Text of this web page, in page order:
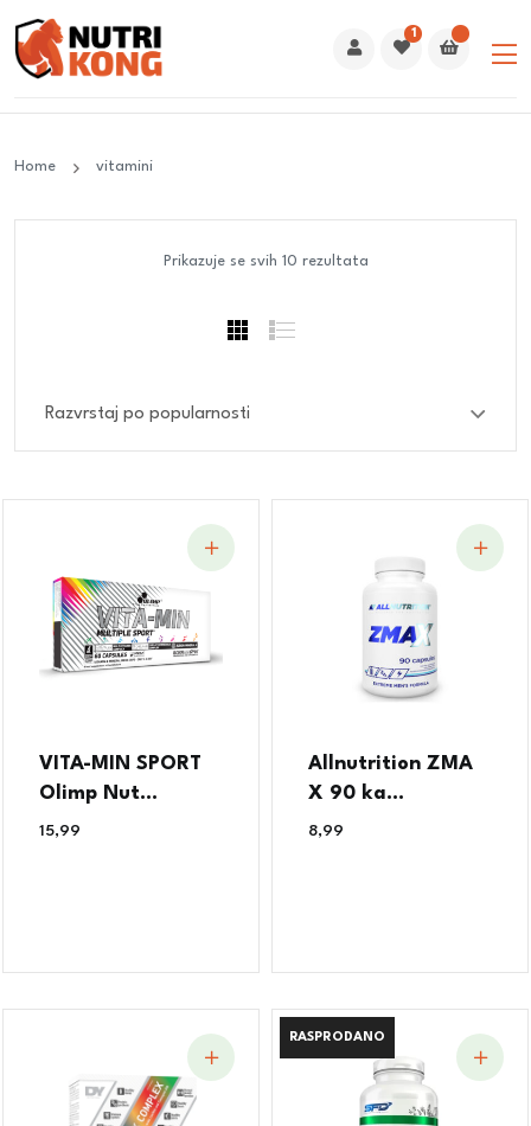
1
Home vitamini
Prikazuje se svih 10 rezultata
VITA-MIN SPORT
Olimp Nut...
15,99
Allnutrition ZMA
X 90 ka...
8,99
RASPRODANO
RASPRODANO